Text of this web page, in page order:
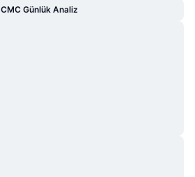
CMC Günlük Analiz